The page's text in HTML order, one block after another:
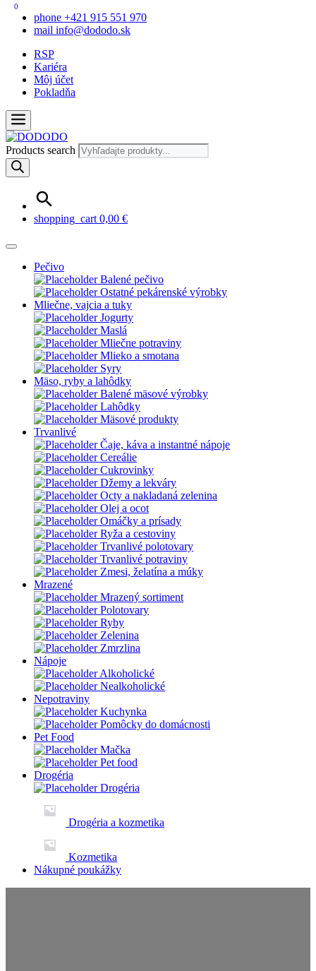
phone +421 915 551 970
mail info@dododo.sk
RSP
Kariéra
Môj účet
Pokladňa
Products search
0
shopping_cart 0,00 €
Pečivo
Balené pečivo
Ostatné pekárenské výrobky
Mliečne, vajcia a tuky
Jogurty
Maslá
Mliečne potraviny
Mlieko a smotana
Syry
Mäso, ryby a lahôdky
Balené mäsové výrobky
Lahôdky
Mäsové produkty
Trvanlivé
Čaje, káva a instantné nápoje
Cereálie
Cukrovinky
Džemy a lekváry
Octy a nakladaná zelenina
Olej a ocot
Omáčky a prísady
Ryža a cestoviny
Trvanlivé polotovary
Trvanlivé potraviny
Zmesi, želatína a múky
Mrazené
Mrazený sortiment
Polotovary
Ryby
Zelenina
Zmrzlina
Nápoje
Alkoholické
Nealkoholické
Nepotraviny
Kuchynka
Pomôcky do domácnosti
Pet Food
Mačka
Pet food
Drogéria
Drogéria
Drogéria a kozmetika
Kozmetika
Nákupné poukážky